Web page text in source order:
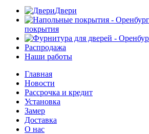
Двери
покрытия
Распродажа
Наши работы
Главная
Новости
Рассрочка и кредит
Установка
Замер
Доставка
О нас